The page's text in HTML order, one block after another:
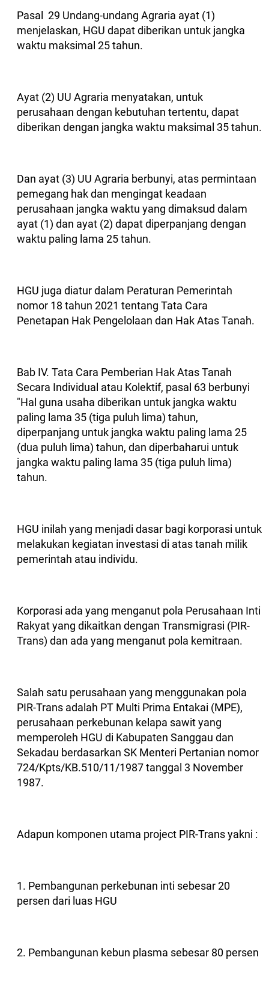
Pasal 29 Undang-undang Agraria ayat (1)
menjelaskan, HGU dapat diberikan untuk jangka
waktu maksimal 25 tahun.
Ayat (2) UU Agraria menyatakan, untuk
perusahaan dengan kebutuhan tertentu, dapat
diberikan dengan jangka waktu maksimal 35 tahun.
Dan ayat (3) UU Agraria berbunyi, atas permintaan
pemegang hak dan mengingat keadaan
perusahaan jangka waktu yang dimaksud dalam
ayat (1) dan ayat (2) dapat diperpanjang dengan
waktu paling lama 25 tahun.
HGU juga diatur dalam Peraturan Pemerintah
nomor 18 tahun 2021 tentang Tata Cara
Penetapan Hak Pengelolaan dan Hak Atas Tanah.
Bab IV. Tata Cara Pemberian Hak Atas Tanah
Secara Individual atau Kolektif, pasal 63 berbunyi
"Hal guna usaha diberikan untuk jangka waktu
paling lama 35 (tiga puluh lima) tahun,
diperpanjang untuk jangka waktu paling lama 25
(dua puluh lima) tahun, dan diperbaharui untuk
jangka waktu paling lama 35 (tiga puluh lima)
tahun.
HGU inilah yang menjadi dasar bagi korporasi untuk
melakukan kegiatan investasi di atas tanah milik
pemerintah atau individu.
Korporasi ada yang menganut pola Perusahaan Inti
Rakyat yang dikaitkan dengan Transmigrasi (PIR-
Trans) dan ada yang menganut pola kemitraan.
Salah satu perusahaan yang menggunakan pola
PIR-Trans adalah PT Multi Prima Entakai (MPE),
perusahaan perkebunan kelapa sawit yang
memperoleh HGU di Kabupaten Sanggau dan
Sekadau berdasarkan SK Menteri Pertanian nomor
724/Kpts/KB.510/11/1987 tanggal 3 November
1987.
Adapun komponen utama project PIR-Trans yakni :
1. Pembangunan perkebunan inti sebesar 20
persen dari luas HGU
2. Pembangunan kebun plasma sebesar 80 persen